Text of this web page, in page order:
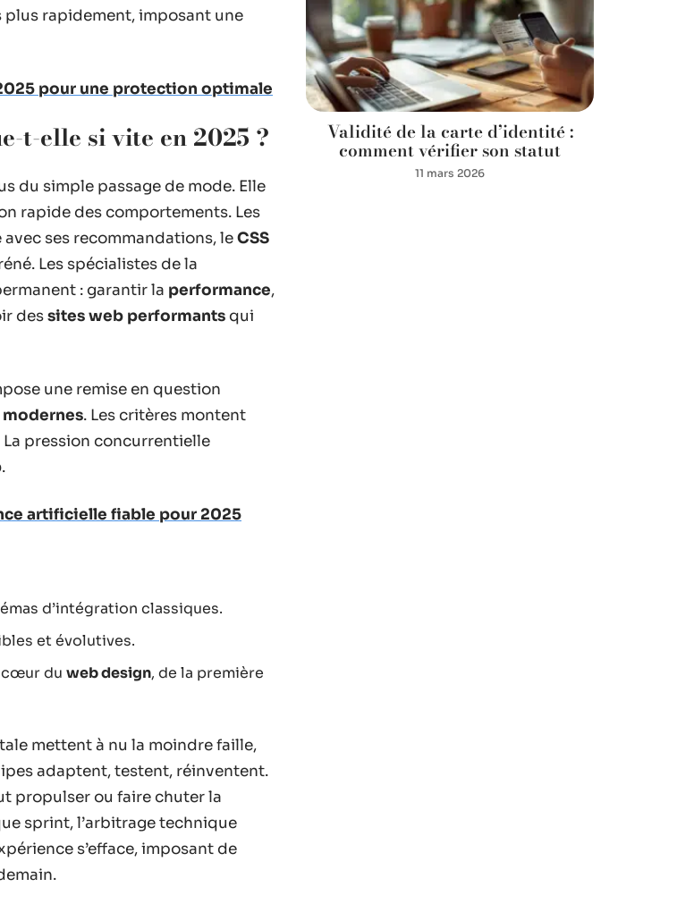
rapidement, imposant une
pour une protection optimale
t-elle si vite en 2025 ?
du simple passage de mode. Elle
rapide des comportements. Les
avec ses recommandations, leCSS
Les spécialistes de la
: garantir la performance,
dessites web performants qui
une remise en question
. Les critères montent
pression concurrentielle
.
artificielle fiable pour 2025
d’intégration classiques.
et évolutives.
cœur du web design, de la première
mettent à nu la moindre faille,
adaptent, testent, réinventent.
propulser ou faire chuter la
sprint, l’arbitrage technique
s’efface, imposant de
Validité de la carte d’identité :
comment vérifier son statut
11 mars 2026